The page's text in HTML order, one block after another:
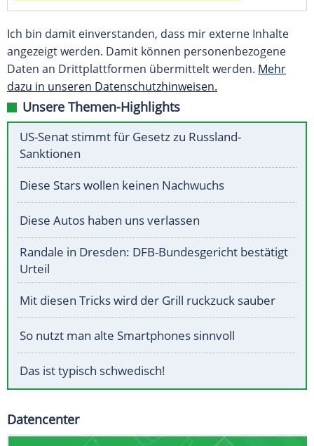
Ich bin damit einverstanden, dass mir externe Inhalte
angezeigt werden. Damit können personenbezogene
Daten an Drittplattformen übermittelt werden. Mehr
dazu in unseren Datenschutzhinweisen.
Unsere Themen-Highlights
US-Senat stimmt für Gesetz zu Russland-
Sanktionen
Diese Stars wollen keinen Nachwuchs
Diese Autos haben uns verlassen
Randale in Dresden: DFB-Bundesgericht bestätigt
Urteil
Mit diesen Tricks wird der Grill ruckzuck sauber
So nutzt man alte Smartphones sinnvoll
Das ist typisch schwedisch!
Datencenter